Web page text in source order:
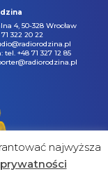
4, 50-328 Wrocław
322 20 22
+48 71 327 12 85
najwyższa